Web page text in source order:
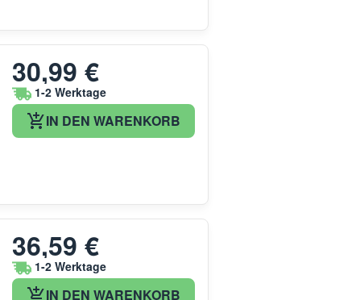
30,99 €
1-2 Werktage
IN DEN WARENKORB
36,59 €
1-2 Werktage
IN DEN WARENKORB